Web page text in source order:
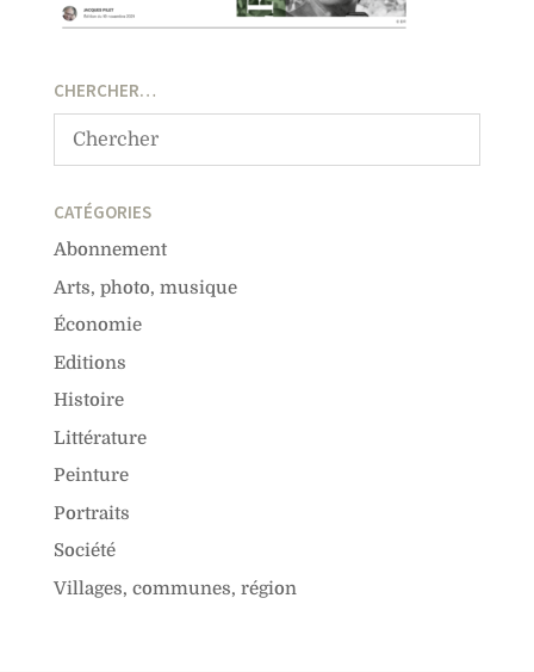
CHERCHER…
CATÉGORIES
Abonnement
Arts, photo, musique
Économie
Editions
Histoire
Littérature
Peinture
Portraits
Société
Villages, communes, région